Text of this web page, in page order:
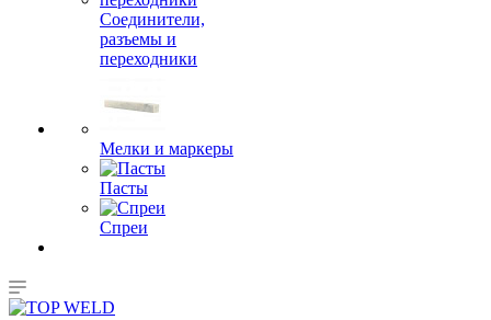
Соединители,
разъемы и
переходники
Мелки и маркеры
Пасты
Спреи